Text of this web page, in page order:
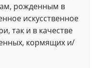
рожденным в
искусственное
так и в качестве
кормящих и/